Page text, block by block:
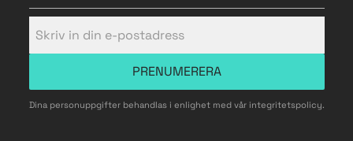
PRENUMERERA
Dina personuppgifter behandlas i enlighet med vår integritetspolicy.